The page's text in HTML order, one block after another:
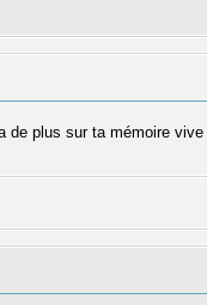
de plus sur ta mémoire